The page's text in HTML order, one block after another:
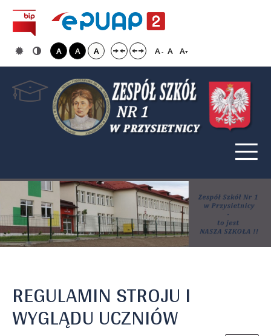
A A A A- A A+
REGULAMIN STROJU I
WYGLĄDU UCZNIÓW